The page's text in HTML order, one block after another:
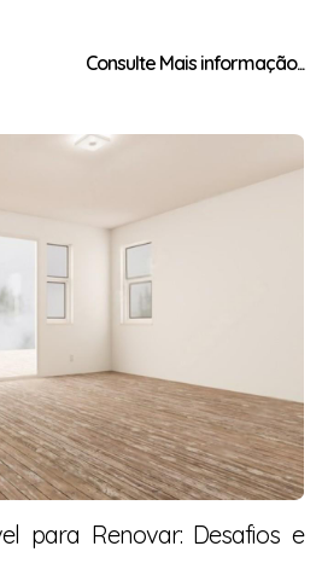
Consulte Mais informação...
para Renovar: Desafios e